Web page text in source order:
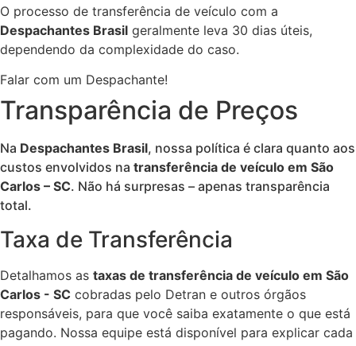
O processo de transferência de veículo com a
Despachantes Brasil geralmente leva 30 dias úteis,
dependendo da complexidade do caso.
Falar com um Despachante!
Transparência de Preços
Na Despachantes Brasil, nossa política é clara quanto aos
custos envolvidos na transferência de veículo em São
Carlos – SC. Não há surpresas – apenas transparência
total.
Taxa de Transferência
Detalhamos as taxas de transferência de veículo em São
Carlos - SC cobradas pelo Detran e outros órgãos
responsáveis, para que você saiba exatamente o que está
pagando. Nossa equipe está disponível para explicar cada